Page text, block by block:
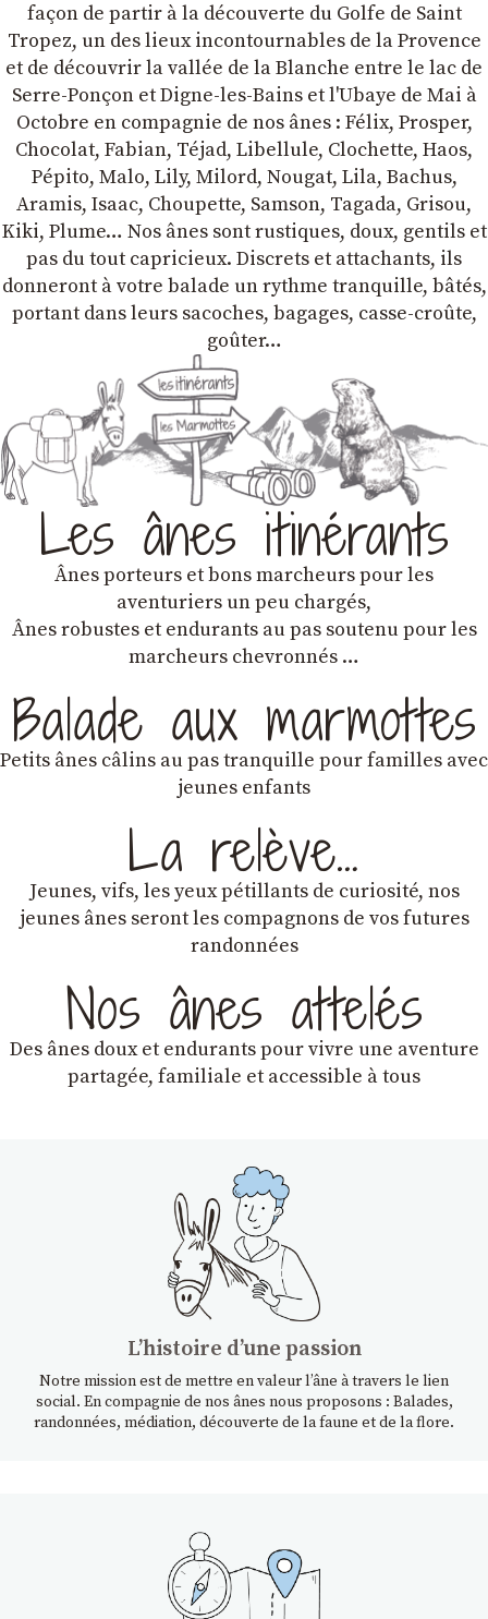
façon de partir à la découverte du Golfe de Saint
Tropez, un des lieux incontournables de la Provence
et de découvrir la vallée de la Blanche entre le lac de
Serre-Ponçon et Digne-les-Bains et l'Ubaye de Mai à
Octobre en compagnie de nos ânes : Félix, Prosper,
Chocolat, Fabian, Téjad, Libellule, Clochette, Haos,
Pépito, Malo, Lily, Milord, Nougat, Lila, Bachus,
Aramis, Isaac, Choupette, Samson, Tagada, Grisou,
Kiki, Plume… Nos ânes sont rustiques, doux, gentils et
pas du tout capricieux. Discrets et attachants, ils
donneront à votre balade un rythme tranquille, bâtés,
portant dans leurs sacoches, bagages, casse-croûte,
goûter…
Les ânes itinérants
Ânes porteurs et bons marcheurs pour les
aventuriers un peu chargés,
Ânes robustes et endurants au pas soutenu pour les
marcheurs chevronnés …
Balade aux marmottes
Petits ânes câlins au pas tranquille pour familles avec
jeunes enfants
La relève…
Jeunes, vifs, les yeux pétillants de curiosité, nos
jeunes ânes seront les compagnons de vos futures
randonnées
Nos ânes attelés
Des ânes doux et endurantspour vivre une aventure
partagée, familiale et accessible à tous
Lʼhistoire dʼune passion
Notre mission est de mettre en valeur l’âne à travers le lien
social. En compagnie de nos ânes nous proposons : Balades,
randonnées, médiation, découverte de la faune et de la flore.